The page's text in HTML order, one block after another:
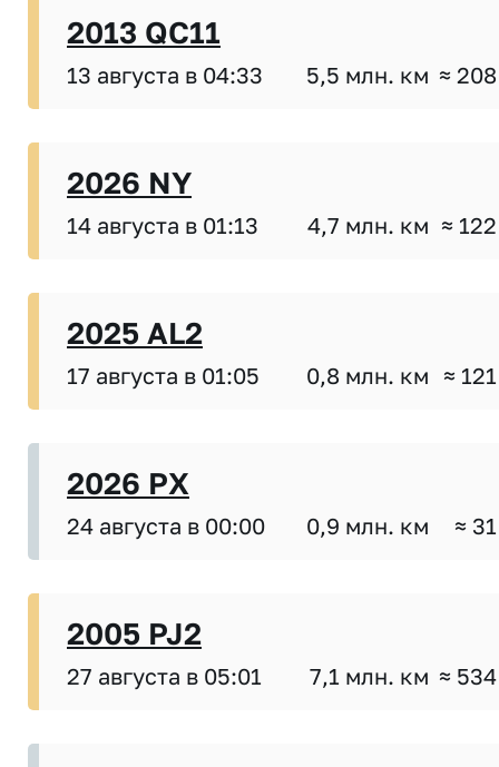
2013 QC11
13 августа в 04:33 5,5 млн. км ≈
2026 NY
14 августа в 01:13 4,7 млн. км ≈
2025 AL2
17 августа в 01:05 0,8 млн. км ≈
2026 PX
24 августа в 00:00 0,9 млн. км ≈
2005 PJ2
27 августа в 05:01 7,1 млн. км ≈